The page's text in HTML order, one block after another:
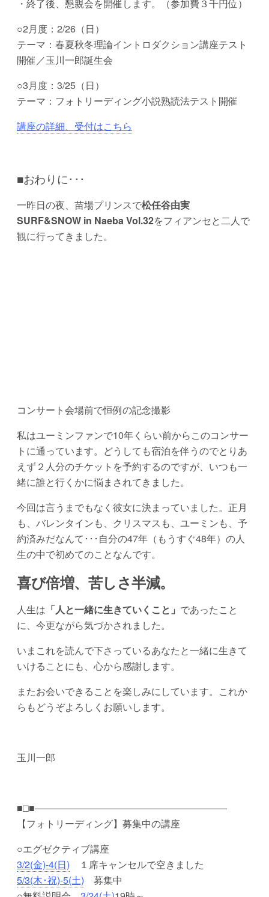
・終了後、懇親会を開催します。（参加費３千円位）
○2月度：2/26（日）
テーマ：春夏秋冬理論イントロダクション講座テスト
開催／玉川一郎誕生会
○3月度：3/25（日）
テーマ：フォトリーディング小説熟読法テスト開催
講座の詳細、受付はこちら
■おわりに･･･
一昨日の夜、苗場プリンスで松任谷由実
SURF&SNOW in Naeba Vol.32をフィアンセと二人で
観に行ってきました。
コンサート会場前で恒例の記念撮影
私はユーミンファンで10年くらい前からこのコンサー
トに通っています。どうしても宿泊を伴うのでとりあ
えず２人分のチケットを予約するのですが、いつも一
緒に誰と行くかに悩まされてきました。
今回は言うまでもなく彼女に決まっていました。正月
も、バレンタインも、クリスマスも、ユーミンも、予
約済みだなんて･･･自分の47年（もうすぐ48年）の人
生の中で初めてのことなんです。
喜び倍増、苦しさ半減。
人生は 「人と一緒に生きていくこと」 であったこと
に、今更ながら気づかされました。
いまこれを読んで下さっているあなたと一緒に生きて
いけることにも、心から感謝します。
またお会いできることを楽しみにしています。これか
らもどうぞよろしくお願いします。
玉川一郎
■□■――――――――――――――――――――
【フォトリーディング】募集中の講座
○エグゼクティブ講座
3/2(金)-4(日) １席キャンセルで空きました
5/3(木･祝)-5(土) 募集中